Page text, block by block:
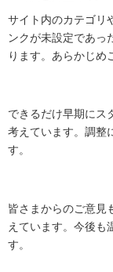
サイト内のカテゴリ
ンクが未設定であっ
ります。あらかじめ
できるだけ早期にス
考えています。調整
す。
皆さまからのご意見
えています。今後も
す。